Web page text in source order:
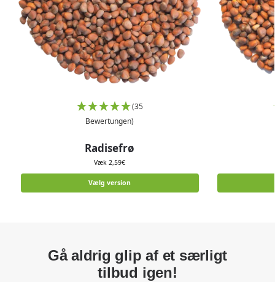
(35
Bewertungen)
Radisefrø
Væk2,59€
Vælg version
Gå aldrig glip af et særligt
tilbud igen!